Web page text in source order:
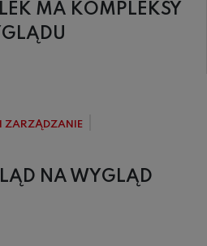
MA KOMPLEKSY
ZARZĄDZANIE
NA WYGLĄD